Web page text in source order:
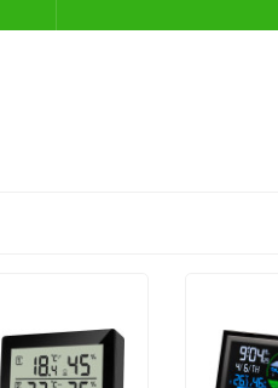
Выберите категорию
Выберите
Выберите